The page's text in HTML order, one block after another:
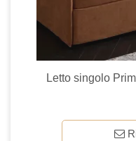
Letto singolo